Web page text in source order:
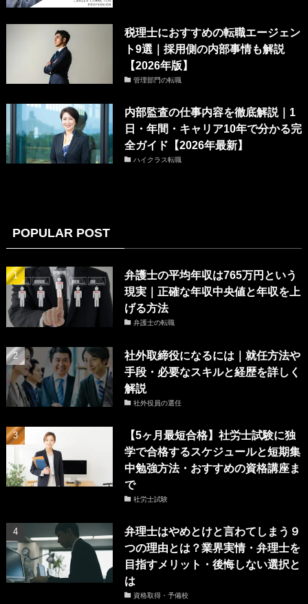
税理士におすすめの転職エージェン
ト9選｜採用側の内部事情も解説
【2026年版】
管理部門の転職
内部監査の仕事内容を徹底解説｜1
日・年間・キャリア10年で分かる完
全ガイド【2026年最新】
ハイクラス転職
POPULAR POST
弁護士の平均年収は765万円という
現実｜正確な年収中央値と年収を上
げる方法
弁護士の転職
社外取締役になるには｜就任方法や
手段・必要なスキルと経歴を詳しく
解説
社外役員の選任
【5ヶ月最短合格】社労士試験に独
学で合格するスケジュールと短期集
中勉強方法・おすすめの資格講座ま
で
社労士試験
弁理士はやめとけと言わてしまう９
つの理由とは？業界実情・弁理士を
目指すメリット・後悔しない選択と
は
資格取得・予備校